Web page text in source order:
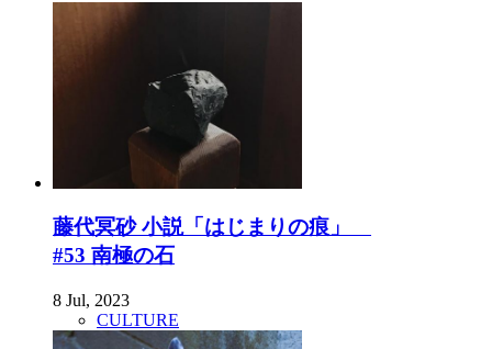
藤代冥砂 小説「はじまりの痕」
#53 南極の石
8 Jul, 2023
CULTURE